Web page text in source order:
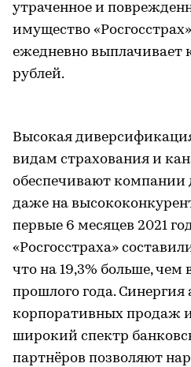
утраченное и
имущество
ежедневно выплачивает
рублей.
Высокая
видам страхования и
обеспечивают
даже на
первые 6 месяцев 2021
«Росгосстраха»
что на 19,3% больше, чем
прошлого года. Синергия
корпоративных продаж
широкий спектр
партнёров позволяют